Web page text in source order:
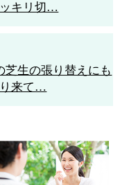
キリ切…
芝生の張り替えにも
来て…